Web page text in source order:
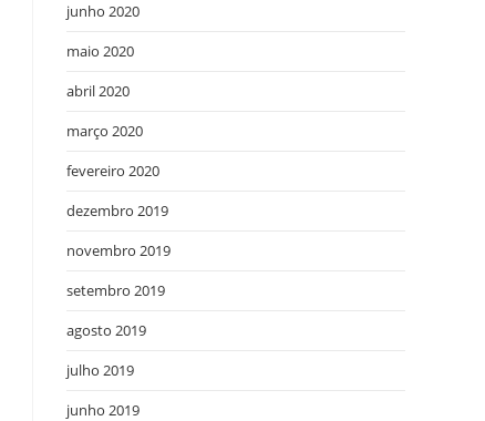
junho 2020
maio 2020
abril 2020
março 2020
fevereiro 2020
dezembro 2019
novembro 2019
setembro 2019
agosto 2019
julho 2019
junho 2019